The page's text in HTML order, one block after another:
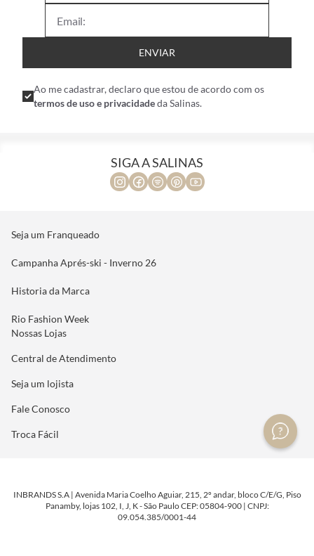
ENVIAR
Ao me cadastrar, declaro que estou de acordo com os
termos de uso e privacidadeda Salinas.
SIGA A SALINAS
Seja um Franqueado
Campanha Aprés-ski - Inverno 26
Historia da Marca
Rio Fashion Week
Nossas Lojas
Central de Atendimento
Seja um lojista
Fale Conosco
Troca Fácil
INBRANDS S.A | Avenida Maria Coelho Aguiar, 215, 2º andar, bloco C/E/G, Piso
Panamby, lojas 102, I, J, K - São Paulo CEP: 05804-900 | CNPJ:
09.054.385/0001-44